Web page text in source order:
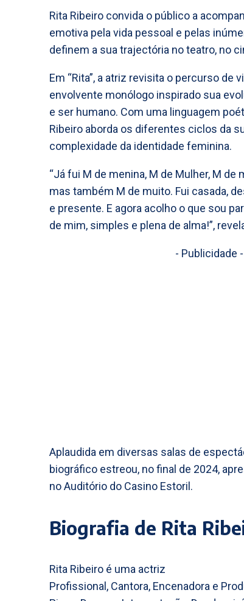
Rita Ribeiro convida o público a
emotiva pela vida pessoal e pelas
definem a sua trajectória no teatro, no
Em “Rita”, a atriz revisita o percurso de
envolvente monólogo inspirado sua
e ser humano. Com uma linguagem
Ribeiro aborda os diferentes ciclos da
complexidade da identidade feminina.
“Já fui M de menina, M de Mulher, M de
mas também M de muito. Fui casada,
e presente. E agora acolho o que sou
de mim, simples e plena de alma!”,
- Publicidade -
Aplaudida em diversas salas de
biográfico estreou, no final de 2024,
no Auditório do Casino Estoril.
Biografia de Rita
Rita Ribeiro é uma actriz
Profissional, Cantora, Encenadora e